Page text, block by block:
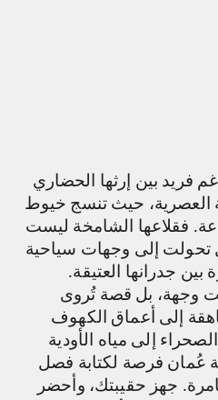
فريد بين إرثها الحضاري
العصرية، حيث تنسج خيوط
فقلاعها الشامخة ليست
تحولت إلى وجهات سياحية
جدرانها العتيقة.
وجهة، بل قصة تُروى
إلى أعماق الكهوف
إلى مياه الأودية
عُمان فرصة لكتابة فصل
جهز حقيبتك، وأحضر